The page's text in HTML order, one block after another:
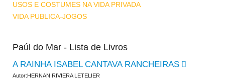
USOS E COSTUMES NA VIDA PRIVADA
VIDA PUBLICA-JOGOS
Paúl do Mar - Lista de Livros
A RAINHA ISABEL CANTAVA RANCHEIRAS
Autor:HERNAN RIVIERA LETELIER